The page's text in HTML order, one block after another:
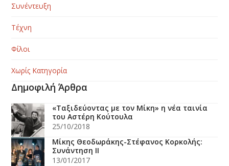
Συνέντευξη
Τέχνη
Φίλοι
Χωρίς Κατηγορία
Δημοφιλή Άρθρα
«Ταξιδεύοντας με τον Μίκη» η νέα ταινία
του Αστέρη Κούτουλα
25/10/2018
Μίκης Θεοδωράκης-Στέφανος Κορκολής:
Συνάντηση ΙΙ
13/01/2017